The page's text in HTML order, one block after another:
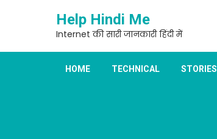
Help Hindi Me
Internet की सारी जानकारी हिंदी में
HOME TECHNICAL STORIES